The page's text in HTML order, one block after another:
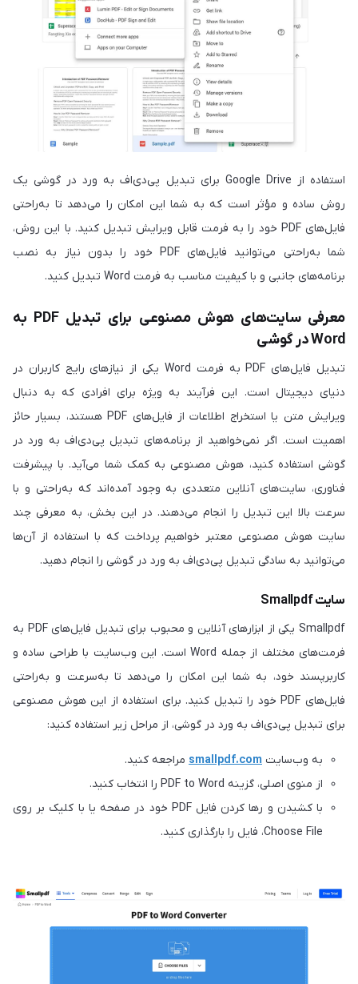
استفاده از Google Drive برای تبدیل پی‌دی‌اف به ورد در گوشی یک
روش ساده و مؤثر است که به شما این امکان را می‌دهد تا به‌راحتی
فایل‌های PDF خود را به فرمت قابل ویرایش تبدیل کنید. با این روش،
شما به‌راحتی می‌توانید فایل‌های PDF خود را بدون نیاز به نصب
برنامه‌های جانبی و با کیفیت مناسب به فرمت Word تبدیل کنید.
معرفی سایت‌های هوش مصنوعی برای تبدیل PDF به
Word در گوشی
تبدیل فایل‌های PDF به فرمت Word یکی از نیازهای رایج کاربران در
دنیای دیجیتال است. این فرآیند به ویژه برای افرادی که به دنبال
ویرایش متن یا استخراج اطلاعات از فایل‌های PDF هستند، بسیار حائز
اهمیت است. اگر نمی‌خواهید از برنامه‌های تبدیل پی‌دی‌اف به ورد در
گوشی استفاده کنید، هوش مصنوعی به کمک شما می‌آید. با پیشرفت
فناوری، سایت‌های آنلاین متعددی به وجود آمده‌اند که به‌راحتی و با
سرعت بالا این تبدیل را انجام می‌دهند. در این بخش، به معرفی چند
سایت هوش مصنوعی معتبر خواهیم پرداخت که با استفاده از آن‌ها
می‌توانید به سادگی تبدیل پی‌دی‌اف به ورد در گوشی را انجام دهید.
سایت Smallpdf
Smallpdf یکی از ابزارهای آنلاین و محبوب برای تبدیل فایل‌های PDF به
فرمت‌های مختلف از جمله Word است. این وب‌سایت با طراحی ساده و
کاربرپسند خود، به شما این امکان را می‌دهد تا به‌سرعت و به‌راحتی
فایل‌های PDF خود را تبدیل کنید. برای استفاده از این هوش مصنوعی
برای تبدیل پی‌دی‌اف به ورد در گوشی، از مراحل زیر استفاده کنید:
به وب‌سایت smallpdf.com مراجعه کنید.
از منوی اصلی، گزینه PDF to Word را انتخاب کنید.
با کشیدن و رها کردن فایل PDF خود در صفحه یا با کلیک بر روی
Choose File، فایل را بارگذاری کنید.